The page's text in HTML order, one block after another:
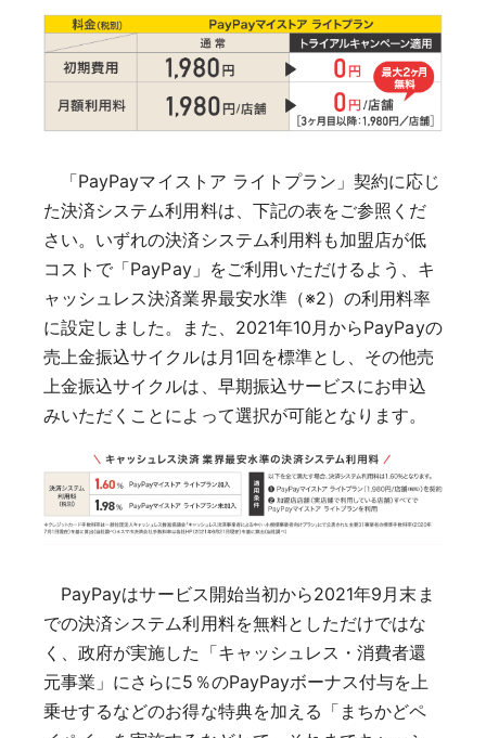
「PayPayマイストア ライトプラン」契約に応じ
た決済システム利用料は、下記の表をご参照くだ
さい。いずれの決済システム利用料も加盟店が低
コストで「PayPay」をご利用いただけるよう、キ
ャッシュレス決済業界最安水準（※2）の利用料率
に設定しました。また、2021年10月からPayPayの
売上金振込サイクルは月1回を標準とし、その他売
上金振込サイクルは、早期振込サービスにお申込
みいただくことによって選択が可能となります。
PayPayはサービス開始当初から2021年9月末ま
での決済システム利用料を無料としただけではな
く、政府が実施した「キャッシュレス・消費者還
元事業」にさらに5％のPayPayボーナス付与を上
乗せするなどのお得な特典を加える「まちかどペ